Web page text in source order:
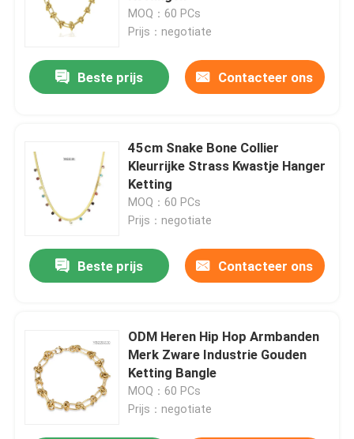
MOQ：60 PCs
Prijs：negotiate
Beste prijs Contacteer ons
45cm Snake Bone Collier
Kleurrijke Strass Kwastje Hanger
Ketting
MOQ：60 PCs
Prijs：negotiate
Beste prijs Contacteer ons
ODM Heren Hip Hop Armbanden
Merk Zware Industrie Gouden
Ketting Bangle
MOQ：60 PCs
Prijs：negotiate